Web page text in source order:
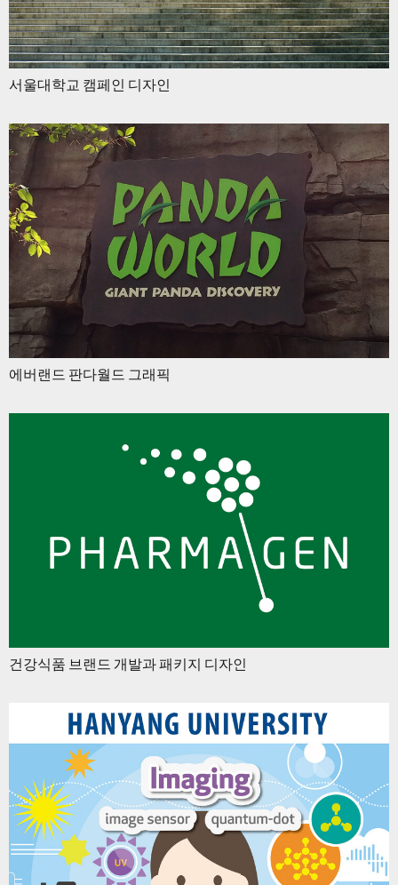
서울대학교 캠페인 디자인
에버랜드 판다월드 그래픽
건강식품 브랜드 개발과 패키지 디자인